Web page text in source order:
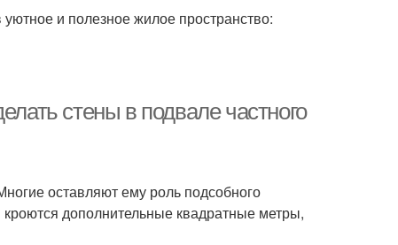
и полезное жилое пространство:
стены в подвале частного
оставляют ему роль подсобного
дополнительные квадратные метры,